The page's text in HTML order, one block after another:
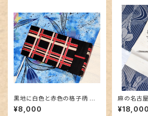
黒地に白色と赤色の格子柄 博
多織りの半幅帯
¥8,000
麻の名古
手描き
¥18,000